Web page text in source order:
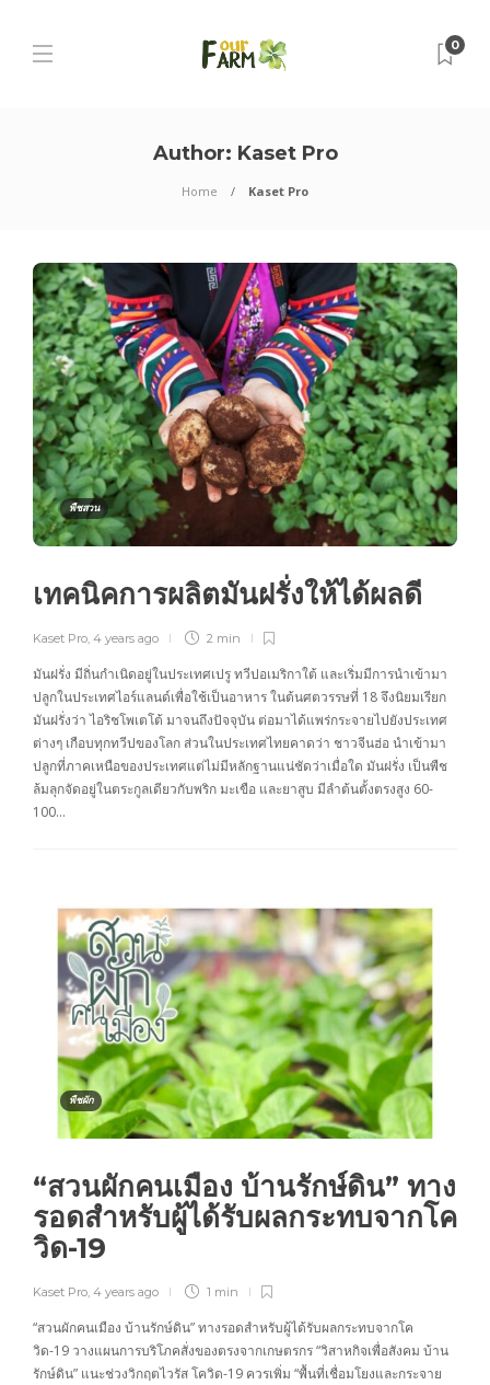
0
Author: Kaset Pro
Home Kaset Pro
พืชสวน
เทคนิคการผลิตมันฝรั่งให้ได้ผลดี
Kaset Pro 4 years ago 2 min
มันฝรั่ง มีถิ่นกำเนิดอยู่ในประเทศเปรู ทวีปอเมริกาใต้ และเริ่มมีการนำเข้ามา
ปลูกในประเทศไอร์แลนด์เพื่อใช้เป็นอาหาร ในต้นศตวรรษที่ 18 จึงนิยมเรียก
มันฝรั่งว่า ไอริชโพเตโต้ มาจนถึงปัจจุบัน ต่อมาได้แพร่กระจายไปยังประเทศ
ต่างๆ เกือบทุกทวีปของโลก ส่วนในประเทศไทยคาดว่า ชาวจีนฮ่อ นำเข้ามา
ปลูกที่ภาคเหนือของประเทศแต่ไม่มีหลักฐานแน่ชัดว่าเมื่อใด มันฝรั่ง เป็นพืช
ล้มลุกจัดอยู่ในตระกูลเดียวกับพริก มะเขือ และยาสูบ มีลำต้นตั้งตรงสูง 60-
100…
พืชผัก
“สวนผักคนเมือง บ้านรักษ์ดิน” ทาง
รอดสำหรับผู้ได้รับผลกระทบจากโค
วิด-19
Kaset Pro, 4 years ago 1 min
“สวนผักคนเมือง บ้านรักษ์ดิน” ทางรอดสำหรับผู้ได้รับผลกระทบจากโค
วิด-19 วางแผนการบริโภคสั่งของตรงจากเกษตรกร “วิสาหกิจเพื่อสังคม บ้าน
รักษ์ดิน” แนะช่วงวิกฤตไวรัส โควิด-19 ควรเพิ่ม “พื้นที่เชื่อมโยงและกระจาย